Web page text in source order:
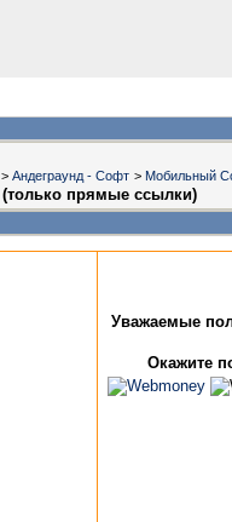
> Андеграунд - Софт > Мобильный
прямые ссылки)
Уважаемые
Окажите